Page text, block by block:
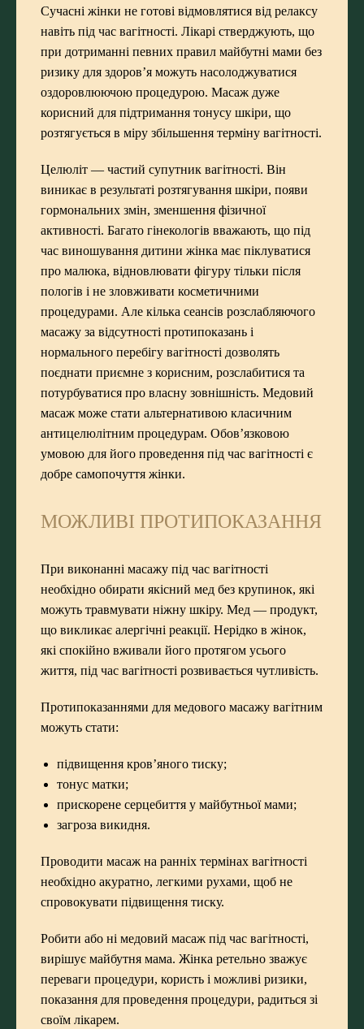
Сучасні жінки не готові відмовлятися від релаксу
навіть під час вагітності. Лікарі стверджують, що
при дотриманні певних правил майбутні мами без
ризику для здоров’я можуть насолоджуватися
оздоровлюючою процедурою. Масаж дуже
корисний для підтримання тонусу шкіри, що
розтягується в міру збільшення терміну вагітності.
Целюліт — частий супутник вагітності. Він
виникає в результаті розтягування шкіри, появи
гормональних змін, зменшення фізичної
активності. Багато гінекологів вважають, що під
час виношування дитини жінка має піклуватися
про малюка, відновлювати фігуру тільки після
пологів і не зловживати косметичними
процедурами. Але кілька сеансів розслабляючого
масажу за відсутності протипоказань і
нормального перебігу вагітності дозволять
поєднати приємне з корисним, розслабитися та
потурбуватися про власну зовнішність. Медовий
масаж може стати альтернативою класичним
антицелюлітним процедурам. Обов’язковою
умовою для його проведення під час вагітності є
добре самопочуття жінки.
МОЖЛИВІ ПРОТИПОКАЗАННЯ
При виконанні масажу під час вагітності
необхідно обирати якісний мед без крупинок, які
можуть травмувати ніжну шкіру. Мед — продукт,
що викликає алергічні реакції. Нерідко в жінок,
які спокійно вживали його протягом усього
життя, під час вагітності розвивається чутливість.
Протипоказаннями для медового масажу вагітним
можуть стати:
підвищення кров’яного тиску;
тонус матки;
прискорене серцебиття у майбутньої мами;
загроза викидня.
Проводити масаж на ранніх термінах вагітності
необхідно акуратно, легкими рухами, щоб не
спровокувати підвищення тиску.
Робити або ні медовий масаж під час вагітності,
вирішує майбутня мама. Жінка ретельно зважує
переваги процедури, користь і можливі ризики,
показання для проведення процедури, радиться зі
своїм лікарем.